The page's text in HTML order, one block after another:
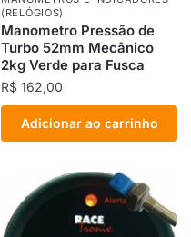
(RELÓGIOS)
Manometro Pressão de
Turbo 52mm Mecânico
2kg Verde para Fusca
R$ 162,00
Adicionar ao carrinho